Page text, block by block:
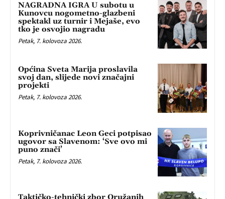
NAGRADNA IGRA U subotu u
Kunovcu nogometno-glazbeni
spektakl uz turnir i Mejaše, evo
tko je osvojio nagradu
Petak, 7. kolovoza 2026.
Općina Sveta Marija proslavila
svoj dan, slijede novi značajni
projekti
Petak, 7. kolovoza 2026.
Koprivničanac Leon Geci potpisao
ugovor sa Slavenom: ‘Sve ovo mi
puno znači’
Petak, 7. kolovoza 2026.